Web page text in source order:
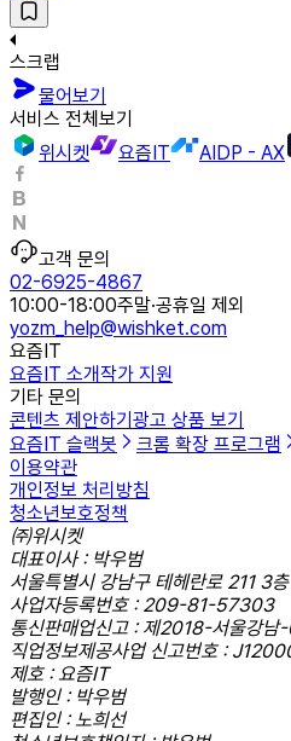
스크랩
물어보기
서비스 전체보기
위시켓
요즘IT AIDP - AX
고객 문의
02-6925-4867
10:00-18:00주말·공휴일 제외
yozm_help@wishket.com
요즘IT
요즘IT 소개작가 지원
기타 문의
콘텐츠 제안하기 광고 상품 보기
요즘IT 슬랙봇
크롬 확장 프로그램
이용약관
개인정보 처리방침
청소년보호정책
㈜위시켓
대표이사 : 박우범
서울특별시 강남구 테헤란로 211 3
사업자등록번호 : 209-81-57303
통신판매업신고 : 제2018-서울강
직업정보제공사업 신고번호 :
제호 : 요즘IT
발행인 : 박우범
편집인 : 노희선